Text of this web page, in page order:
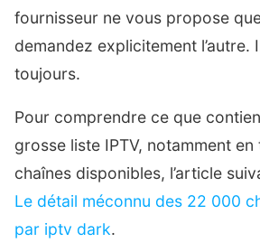
fournisseur ne vous propose
demandez explicitement l’autre.
toujours.
Pour comprendre ce que
grosse liste IPTV, notamment en
chaînes disponibles, l’article
Le détail méconnu des 22 000
par iptv dark.